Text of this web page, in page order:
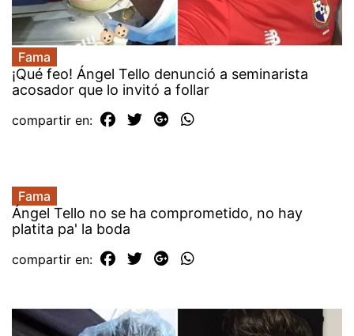
Fama
¡Qué feo! Ángel Tello denunció a seminarista
acosador que lo invitó a follar
compartir en:
Fama
Ángel Tello no se ha comprometido, no hay
platita pa' la boda
compartir en: